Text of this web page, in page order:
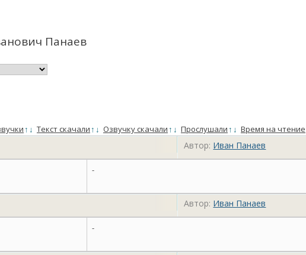
Панаев
↑ ↓ Текст скачали↑ ↓ Озвучку скачали↑ ↓ Прослушали↑ ↓ Время на чтение
Автор: Иван Панаев
-
Автор: Иван Панаев
-